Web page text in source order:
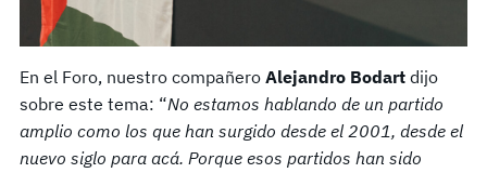
En el Foro, nuestro compañero Alejandro Bodart dijo
sobre este tema: “No estamos hablando de un partido
amplio como los que han surgido desde el 2001, desde el
nuevo siglo para acá. Porque esos partidos han sido